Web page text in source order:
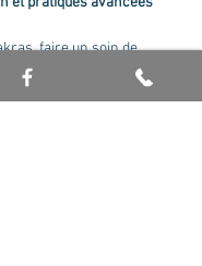
faire un soin de
les pierres selon